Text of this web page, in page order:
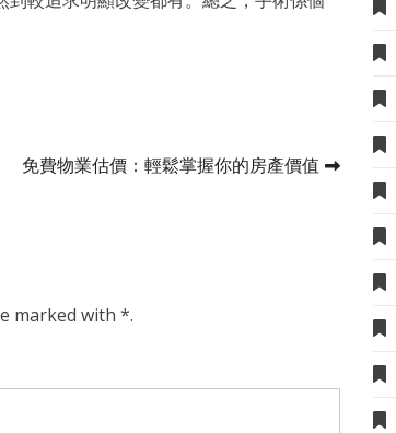
免費物業估價：輕鬆掌握你的房產價值
marked with *.